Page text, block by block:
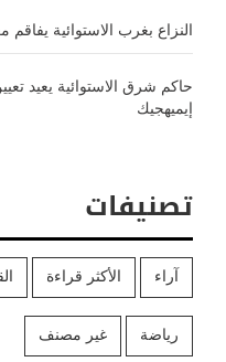
النزاع بغرب الاستوائية
حاكم شرق الاستوائية يعيد
إيميهجيك
تصنيفات
آراء الأكثر قراءة
رياضة غير مصنف